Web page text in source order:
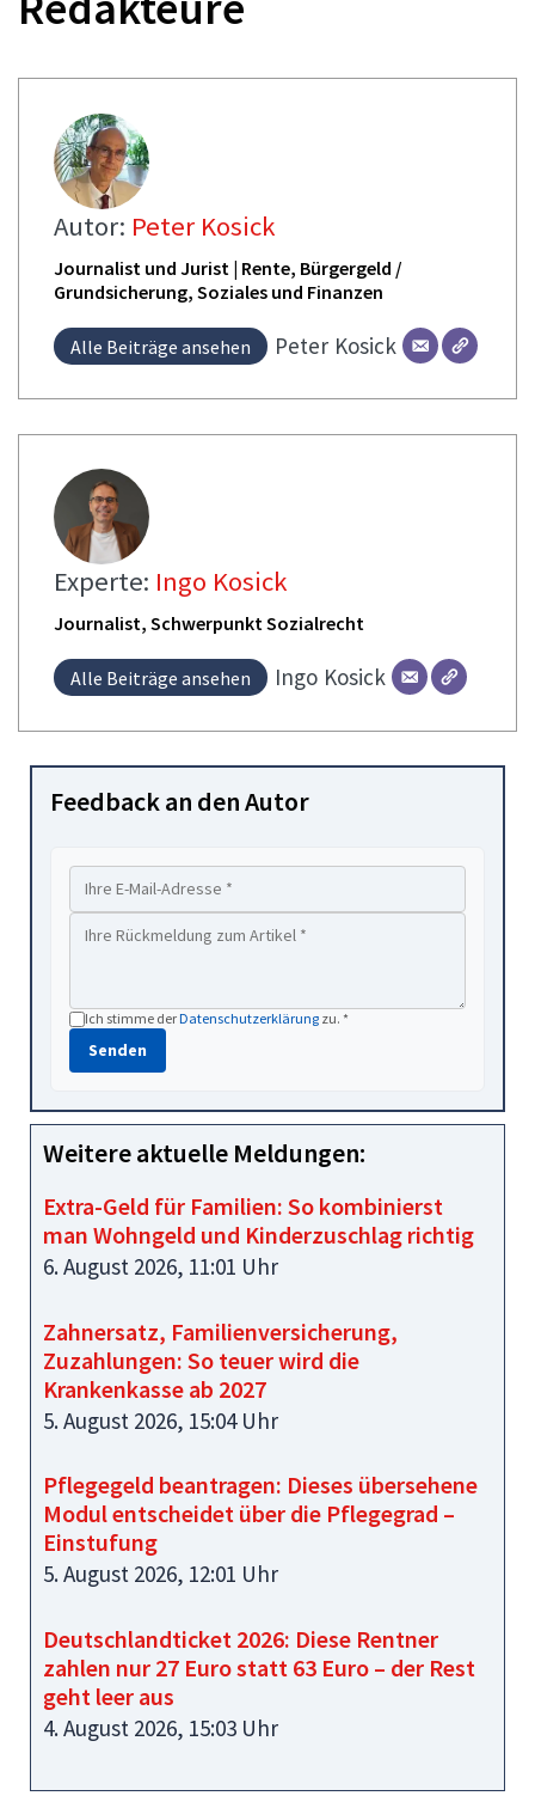
Autor: Peter Kosick
Journalist und Jurist | Rente, Bürgergeld /
Grundsicherung, Soziales und Finanzen
Alle Beiträge ansehen Peter Kosick
Experte: Ingo Kosick
Journalist, Schwerpunkt Sozialrecht
Alle Beiträge ansehen Ingo Kosick
Feedback an den Autor
Ich stimme derDatenschutzerklärung zu. *
Senden
Weitere aktuelle Meldungen:
Extra-Geld für Familien: So kombinierst
man Wohngeld und Kinderzuschlag richtig
6. August 2026, 11:01 Uhr
Zahnersatz, Familienversicherung,
Zuzahlungen: So teuer wird die
Krankenkasse ab 2027
5. August 2026, 15:04 Uhr
Pflegegeld beantragen: Dieses übersehene
Modul entscheidet über die Pflegegrad –
Einstufung
5. August 2026, 12:01 Uhr
Deutschlandticket 2026: Diese Rentner
zahlen nur 27 Euro statt 63 Euro – der Rest
geht leer aus
4. August 2026, 15:03 Uhr